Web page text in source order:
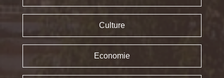
Culture
Economie